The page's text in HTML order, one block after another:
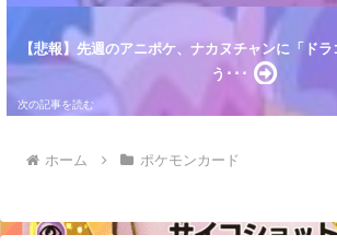
【悲報】先週のアニポケ、ナカヌチャンに「ド
う･･･
ホーム ポケモンカード